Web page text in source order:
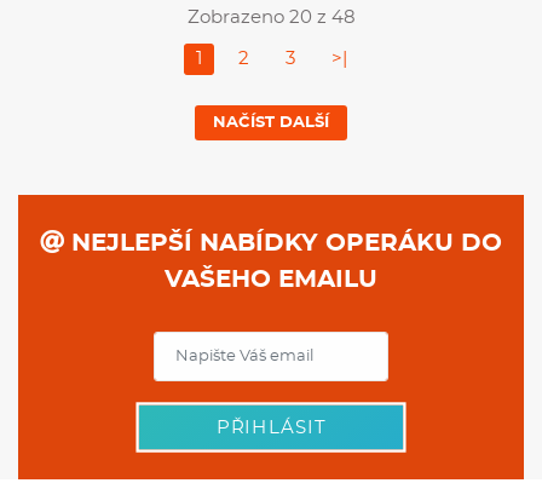
Zobrazeno 20 z 48
2 3 >|
NAČÍST DALŠÍ
NEJLEPŠÍ NABÍDKY OPERÁKU DO
VAŠEHO EMAILU
PŘIHLÁSIT